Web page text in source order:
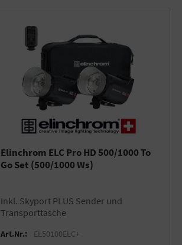
Elinchrom ELC Pro HD 500/1000 To
Go Set (500/1000 Ws)
inkl. Skyport PLUS Sender und
Transporttasche
Art.Nr.: EL50100ELC+